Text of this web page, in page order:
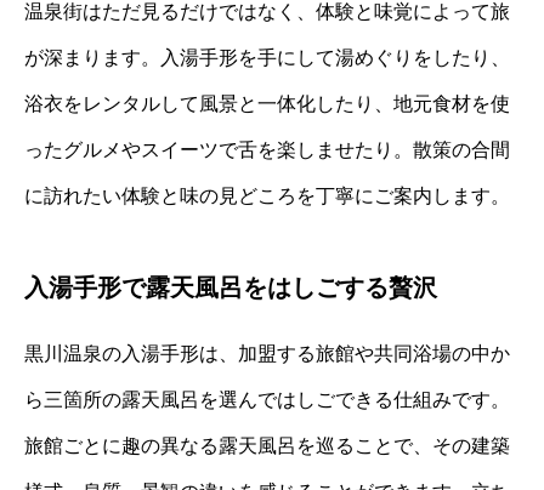
温泉街はただ見るだけではなく、体験と味覚によって旅
が深まります。入湯手形を手にして湯めぐりをしたり、
浴衣をレンタルして風景と一体化したり、地元食材を使
ったグルメやスイーツで舌を楽しませたり。散策の合間
に訪れたい体験と味の見どころを丁寧にご案内します。
入湯手形で露天風呂をはしごする贅沢
黒川温泉の入湯手形は、加盟する旅館や共同浴場の中か
ら三箇所の露天風呂を選んではしごできる仕組みです。
旅館ごとに趣の異なる露天風呂を巡ることで、その建築